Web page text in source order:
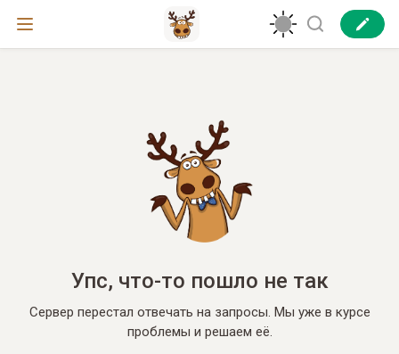
Упс, что-то пошло не так
Сервер перестал отвечать на запросы. Мы уже в курсе
проблемы и решаем её.